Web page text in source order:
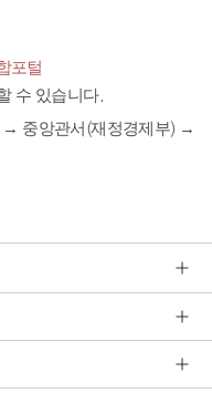
포털
수 있습니다.
중앙관서(재정경제부) →